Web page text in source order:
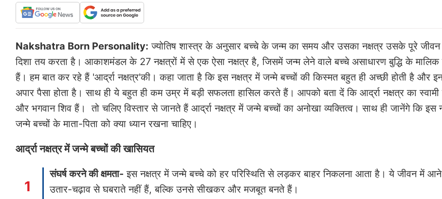
Nakshatra Born Personality: ज्योतिष शास्त्र के अनुसार बच्चे के जन्म का समय और उसका नक्षत्र उसके पूरे जीवन
दिशा तय करता है। आकाशमंडल के 27 नक्षत्रों में से एक ऐसा नक्षत्र है, जिसमें जन्म लेने वाले बच्चे असाधारण बुद्धि के मालिक
हैं। हम बात कर रहे हैं 'आर्द्रा नक्षत्र'की। कहा जाता है कि इस नक्षत्र में जन्मे बच्चों की किस्मत बहुत ही अच्छी होती है और
अपार पैसा होता है। साथ ही ये बहुत ही कम उम्र में बड़ी सफलता हासिल करते हैं। आपको बता दें कि आर्द्रा नक्षत्र का स्वामी
और भगवान शिव हैं। तो चलिए विस्तार से जानते हैं आर्द्रा नक्षत्र में जन्मे बच्चों का अनोखा व्यक्तित्व। साथ ही जानेंगे कि इस
जन्मे बच्चों के माता-पिता को क्या ध्यान रखना चाहिए।
आर्द्रा नक्षत्र में जन्मे बच्चों की खासियत
संघर्ष करने की क्षमता- इस नक्षत्र में जन्मे बच्चे को हर परिस्थिति से लड़कर बाहर निकलना आता है। ये जीवन में
उतार-चढ़ाव से घबराते नहीं हैं, बल्कि उनसे सीखकर और मजबूत बनते हैं।